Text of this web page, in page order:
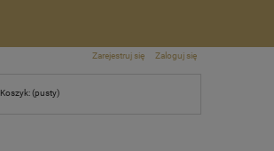
Zarejestruj się Zaloguj się
Koszyk:(pusty)